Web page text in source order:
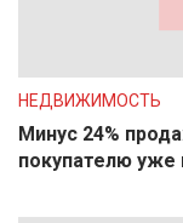
НЕДВИЖИМОСТЬ
Минус 24%
покупателю уже